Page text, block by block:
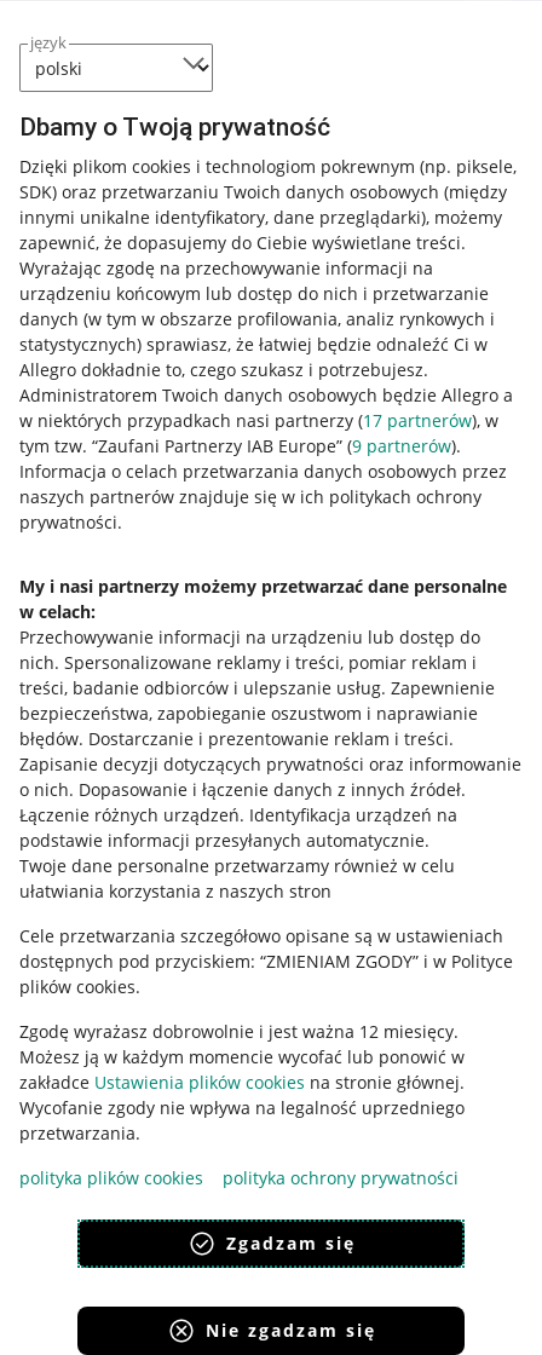
język
Dbamy o Twoją prywatność
Dzięki plikom cookies i technologiom pokrewnym (np. piksele,
SDK) oraz przetwarzaniu Twoich danych osobowych (między
innymi unikalne identyfikatory, dane przeglądarki), możemy
zapewnić, że dopasujemy do Ciebie wyświetlane treści.
Wyrażając zgodę na przechowywanie informacji na
urządzeniu końcowym lub dostęp do nich i przetwarzanie
danych (w tym w obszarze profilowania, analiz rynkowych i
statystycznych) sprawiasz, że łatwiej będzie odnaleźć Ci w
Allegro dokładnie to, czego szukasz i potrzebujesz.
Administratorem Twoich danych osobowych będzie Allegro a
w niektórych przypadkach nasi partnerzy (17 partnerów), w
tym tzw. “Zaufani Partnerzy IAB Europe” (9 partnerów).
Informacja o celach przetwarzania danych osobowych przez
naszych partnerów znajduje się w ich politykach ochrony
prywatności.
My i nasi partnerzy możemy przetwarzać dane personalne
w celach:
Przechowywanie informacji na urządzeniu lub dostęp do
nich. Spersonalizowane reklamy i treści, pomiar reklam i
treści, badanie odbiorców i ulepszanie usług. Zapewnienie
bezpieczeństwa, zapobieganie oszustwom i naprawianie
błędów. Dostarczanie i prezentowanie reklam i treści.
Zapisanie decyzji dotyczących prywatności oraz informowanie
o nich. Dopasowanie i łączenie danych z innych źródeł.
Łączenie różnych urządzeń. Identyfikacja urządzeń na
podstawie informacji przesyłanych automatycznie.
Twoje dane personalne przetwarzamy również w celu
ułatwiania korzystania z naszych stron
Cele przetwarzania szczegółowo opisane są w ustawieniach
dostępnych pod przyciskiem: “ZMIENIAM ZGODY” i w Polityce
plików cookies.
Zgodę wyrażasz dobrowolnie i jest ważna 12 miesięcy.
Możesz ją w każdym momencie wycofać lub ponowić w
zakładce Ustawienia plików cookies na stronie głównej.
Wycofanie zgody nie wpływa na legalność uprzedniego
przetwarzania.
polityka plików cookies
polityka ochrony prywatności
Zgadzam się
Nie zgadzam się
Nawigacja
Przydatne informacje
Jak to działa
Allegro Gadane dla sprzedających
Allegro Gadane dla kupujących
Mapa miejscowości
Informacje prawne
Regulamin
Polityka plików "cookies"
Ustawienia plików "cookies"
Udostępnianie lokalizacji
Informacje dla Aktu o Usługach Cyfrowych
Pobierz aplikację
Korzystanie z serwisu oznacza akceptacjęregulaminu